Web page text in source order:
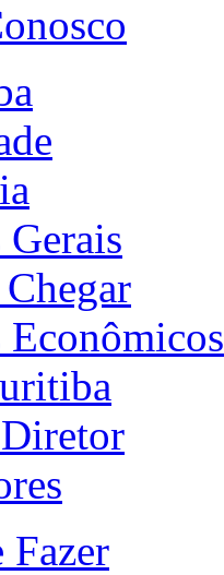
Gerais
Econômicos
Fazer